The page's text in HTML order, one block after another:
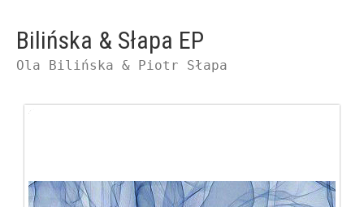
Bilińska & Słapa EP
Ola Bilińska & Piotr Słapa